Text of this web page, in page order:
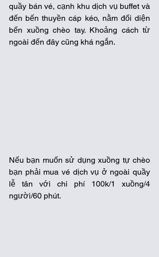
quầy bán vé, cạnh khu dịch vụ buffet và
đến bến thuyền cáp kéo, nằm đối diện
bến xuồng chèo tay. Khoảng cách từ
ngoài đến đây cũng khá ngắn.
Nếu bạn muốn sử dụng xuồng tự chèo
bạn phải mua vé dịch vụ ở ngoài quầy
lễ tân với chi phí 100k/1 xuồng/4
người/60 phút.